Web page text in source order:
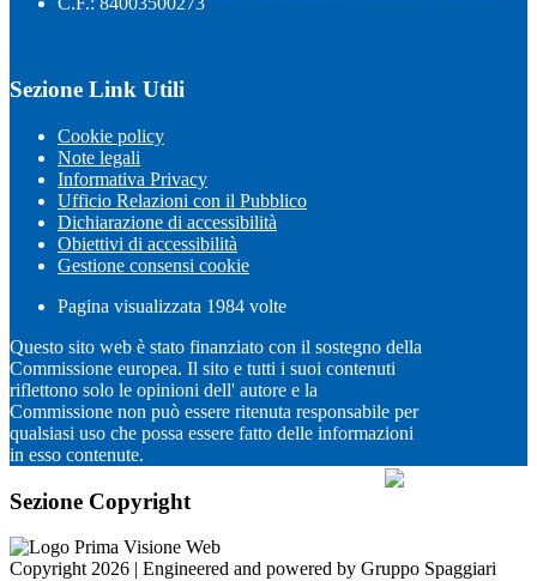
Sezione Link Utili
Cookie policy
Note legali
Informativa Privacy
Ufficio Relazioni con il Pubblico
Dichiarazione di accessibilità
Obiettivi di accessibilità
Gestione consensi cookie
Pagina visualizzata 1984 volte
Questo sito web è stato finanziato con il sostegno della
Commissione europea. Il sito e tutti i suoi contenuti
riflettono solo le opinioni dell' autore e la
Commissione non può essere ritenuta responsabile per
qualsiasi uso che possa essere fatto delle informazioni
in esso contenute.
Sezione Copyright
Copyright 2026 | Engineered and powered by Gruppo Spaggiari